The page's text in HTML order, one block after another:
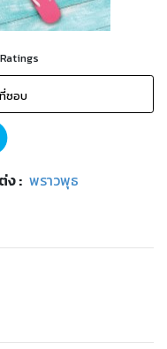
Ratings
ชอบ
ง : พราวพุธ